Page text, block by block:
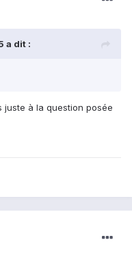
a dit :
à la question posée